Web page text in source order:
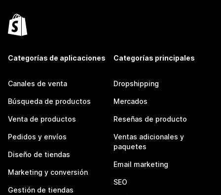
Categorías de aplicaciones
Canales de venta
Búsqueda de productos
Venta de productos
Pedidos y envíos
Diseño de tiendas
Marketing y conversión
Gestión de tiendas
Categorías principales
Dropshipping
Mercados
Reseñas de producto
Ventas adicionales y
paquetes
Email marketing
SEO